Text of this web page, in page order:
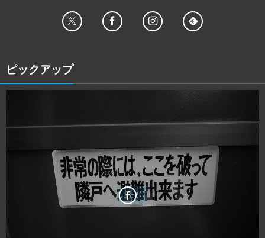
ピックアップ